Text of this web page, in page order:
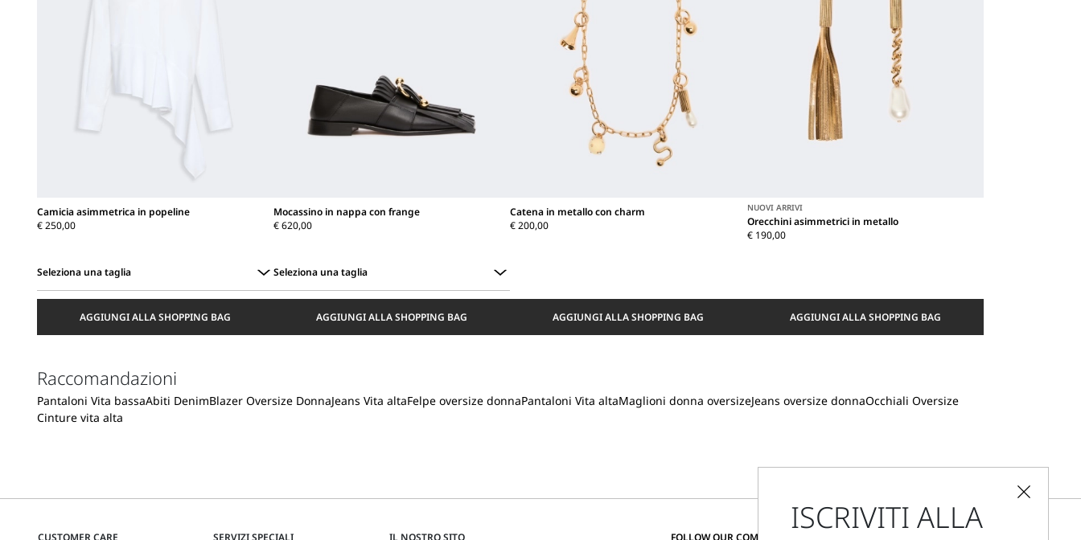
Camicia asimmetrica in popeline
€ 250,00
Seleziona una taglia
AGGIUNGI ALLA SHOPPING BAG
Mocassino in nappa con frange
€ 620,00
Seleziona una taglia
AGGIUNGI ALLA SHOPPING BAG
Catena in metallo con charm
€ 200,00
AGGIUNGI ALLA SHOPPING BAG
NUOVI ARRIVI
Orecchini asimmetrici in metallo
€ 190,00
AGGIUNGI ALLA SHOPPING BAG
Raccomandazioni
Pantaloni Vita bassaAbiti DenimBlazer Oversize DonnaJeans Vita altaFelpe oversize donnaPantaloni Vita altaMaglioni donna oversizeJeans oversize donnaOcchiali Oversize
Cinture vita alta
ISCRIVITI ALLA